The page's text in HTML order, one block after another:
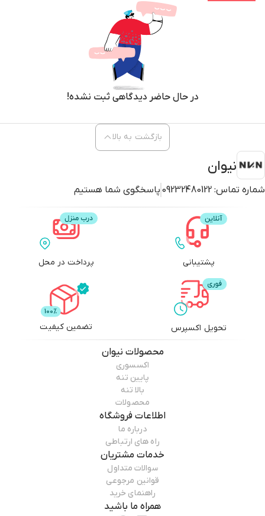
در حال حاضر دیدگاهی ثبت نشده!
نیوان
شماره تماس: 09232480122 پاسخگوی شما هستیم
بازگشت به بالا
پشتیبانی پرداخت در محل
تحویل اکسپرس تضمین کیفیت
محصولات نیوان
اکسسوری
پایین تنه
بالا تنه
محصولات
اطلاعات فروشگاه
درباره ما
راه های ارتباطی
خدمات مشتریان
سوالات متداول
قوانین مرجوعی
راهنمای خرید
همراه ما باشید